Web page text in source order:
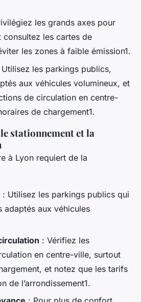
les grands axes pour
les cartes de
les zones à faible émission1.
Utilisez les parkings publics,
aux véhicules volumineux, et
de circulation en centre-
de chargement1.
stationnement et la
à Lyon requiert de la
: Utilisez les parkings publics qui
adaptés aux véhicules
: Vérifiez les
en centre-ville, surtout
et notez que les tarifs
de l’arrondissement1.